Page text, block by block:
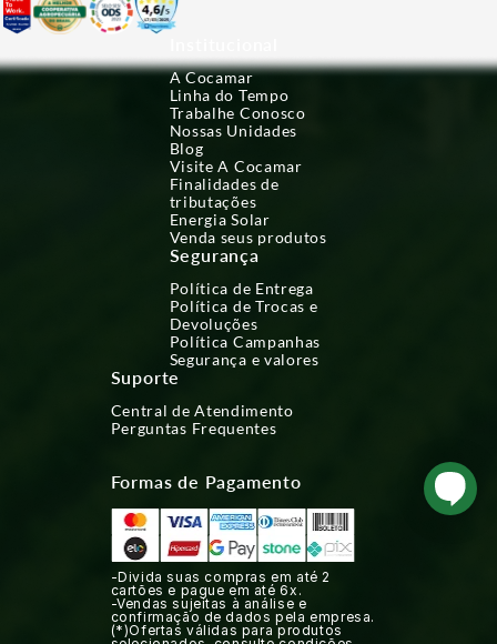
A Cocamar
Linha do Tempo
Trabalhe Conosco
Nossas Unidades
Blog
Visite A Cocamar
Finalidades de
tributações
Energia Solar
Venda seus produtos
Segurança
Política de Entrega
Política de Trocas e
Devoluções
Política Campanhas
Segurança e valores
Suporte
Central de Atendimento
Perguntas Frequentes
Formas de Pagamento
-Divida suas compras em até 2
cartões e pague em até 6x.
-Vendas sujeitas à análise e
confirmação de dados pela empresa.
(*)Ofertas válidas para produtos